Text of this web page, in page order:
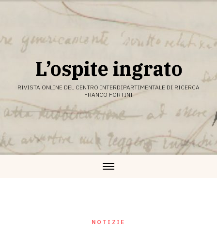
L’ospite ingrato
RIVISTA ONLINE DEL CENTRO INTERDIPARTIMENTALE DI RICERCA
FRANCO FORTINI
NOTIZIE